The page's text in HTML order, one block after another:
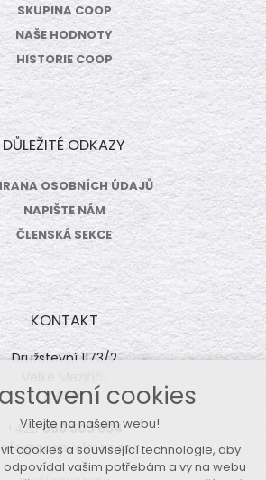
SKUPINA COOP
NAŠE HODNOTY
HISTORIE COOP
DŮLEŽITÉ ODKAZY
OSOBNÍCH ÚDAJŮ
NAPIŠTE NÁM
ČLENSKÁ SEKCE
KONTAKT
Družstevní 1173/2
594 01
+420566 503 854
cookies
Vítejte na našem webu!
cookies a související technologie, aby
vašim potřebám a vy na webu